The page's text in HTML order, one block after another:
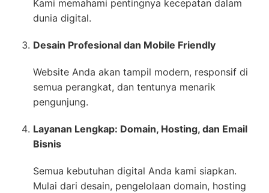
Kami memahami pentingnya kecepatan dalam
dunia digital.
Desain Profesional dan Mobile Friendly
Website Anda akan tampil modern, responsif di
semua perangkat, dan tentunya menarik
pengunjung.
Layanan Lengkap: Domain, Hosting, dan Email
Bisnis
Semua kebutuhan digital Anda kami siapkan.
Mulai dari desain, pengelolaan domain, hosting